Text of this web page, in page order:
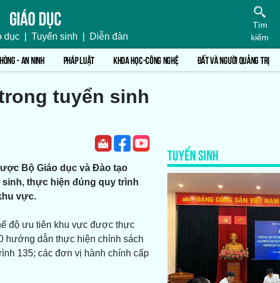
Giáo dục
dục Tuyển sinh Diễn đàn
Tìm
kiếm
- AN NINH PHÁP LUẬT KHOA HỌC-CÔNG NGHỆ ĐẤT VÀ NGƯỜI QUẢNG TRỊ
tuyển sinh
Bộ Giáo dục và Đào tạo
thực hiện đúng quy trình
vực.
độ ưu tiên khu vực được thực
hướng dẫn thực hiện chính sách
135; các đơn vị hành chính cấp
TUYỂN SINH